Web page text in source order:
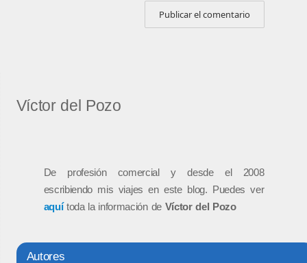
Víctor del Pozo
De profesión comercial y desde el 2008
escribiendo mis viajes en este blog. Puedes ver
aquítoda la información de Víctor del Pozo
Autores